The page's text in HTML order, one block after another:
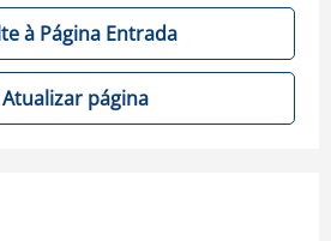
à Página Entrada
Atualizar página